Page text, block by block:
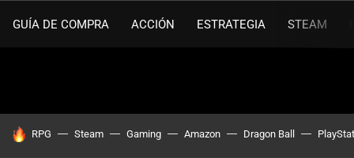
GUÍA DE COMPRA ACCIÓN ESTRATEGIA STEAM
HOY SE HABLA DE
RPG Steam Gaming Amazon Dragon Ball